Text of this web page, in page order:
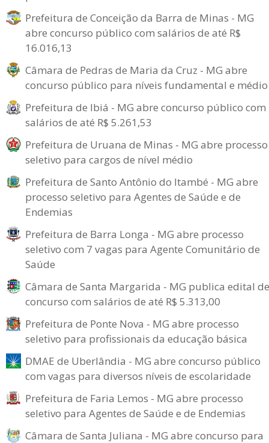
Prefeitura de Conceição da Barra de Minas - MG
abre concurso público com salários de até R$
16.016,13
Câmara de Pedras de Maria da Cruz - MG abre
concurso público para níveis fundamental e médio
Prefeitura de Ibiá - MG abre concurso público com
salários de até R$ 5.261,53
Prefeitura de Uruana de Minas - MG abre processo
seletivo para cargos de nível médio
Prefeitura de Santo Antônio do Itambé - MG abre
processo seletivo para Agentes de Saúde e de
Endemias
Prefeitura de Barra Longa - MG abre processo
seletivo com 7 vagas para Agente Comunitário de
Saúde
Câmara de Santa Margarida - MG publica edital de
concurso com salários de até R$ 5.313,00
Prefeitura de Ponte Nova - MG abre processo
seletivo para profissionais da educação básica
DMAE de Uberlândia - MG abre concurso público
com vagas para diversos níveis de escolaridade
Prefeitura de Faria Lemos - MG abre processo
seletivo para Agentes de Saúde e de Endemias
Câmara de Santa Juliana - MG abre concurso para